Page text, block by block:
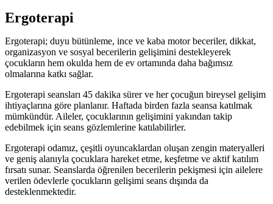
Ergoterapi
Ergoterapi; duyu bütünleme, ince ve kaba motor beceriler, dikkat,
organizasyon ve sosyal becerilerin gelişimini destekleyerek
çocukların hem okulda hem de ev ortamında daha bağımsız
olmalarına katkı sağlar.
Ergoterapi seansları 45 dakika sürer ve her çocuğun bireysel gelişim
ihtiyaçlarına göre planlanır. Haftada birden fazla seansa katılmak
mümkündür. Aileler, çocuklarının gelişimini yakından takip
edebilmek için seans gözlemlerine katılabilirler.
Ergoterapi odamız, çeşitli oyuncaklardan oluşan zengin materyalleri
ve geniş alanıyla çocuklara hareket etme, keşfetme ve aktif katılım
fırsatı sunar. Seanslarda öğrenilen becerilerin pekişmesi için ailelere
verilen ödevlerle çocukların gelişimi seans dışında da
desteklenmektedir.